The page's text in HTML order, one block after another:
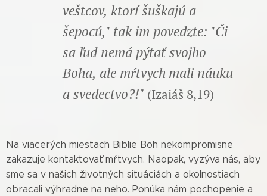
veštcov, ktorí šuškajú a
šepocú," tak im povedzte: "Či
sa ľud nemá pýtať svojho
Boha, ale mŕtvych mali náuku
a svedectvo?!" (Izaiáš 8,19)
Na viacerých miestach Biblie Boh nekompromisne
zakazuje kontaktovať mŕtvych. Naopak, vyzýva nás, aby
sme sa v našich životných situáciách a okolnostiach
obracali výhradne na neho. Ponúka nám pochopenie a